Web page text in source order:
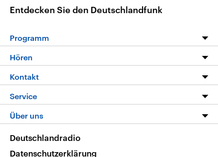
Entdecken Sie den Deutschlandfunk
Programm
Programm
Die Nachrichten
Nachrichtenleicht
Neue Beiträge auf dlf.de
Hören
Livestream
Podcasts
Deutschlandfunk App
Nachrichten App
Frequenzen
Kontakt
Hörerservice
Service
FAQ
Veranstaltungen
Über uns
Deutschlandradio
Datenschutzerklärung